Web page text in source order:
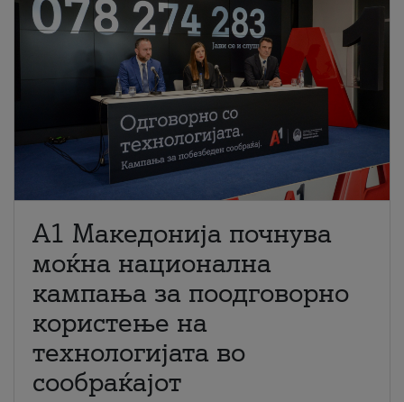
A1 Македонија почнува
моќна национална
кампања за поодговорно
користење на
технологијата во
сообраќајот